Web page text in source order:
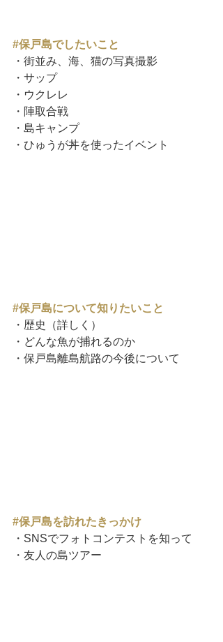
#保戸島でしたいこと
・街並み、海、猫の写真撮影
・サップ
・ウクレレ
・陣取合戦
・島キャンプ
・ひゅうが丼を使ったイベント
#保戸島について知りたいこと
・歴史（詳しく）
・どんな魚が捕れるのか
・保戸島離島航路の今後について
#保戸島を訪れたきっかけ
・SNSでフォトコンテストを知って
・友人の島ツアー